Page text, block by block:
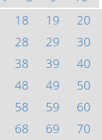
18 19
20
28 29
30
38 39
40
48 49
50
58 59
60
68 69
70